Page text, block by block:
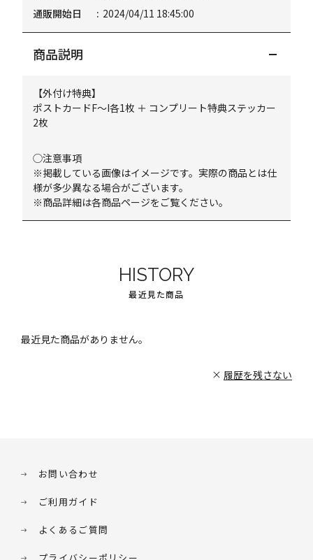
通販開始日
2024/04/11 18:45:00
商品説明
【外付け特典】
ポストカードF～I各1枚 ＋ コンプリート特典ステッカー
2枚
◯注意事項
※掲載している画像はイメージです。実際の商品とは仕
様が多少異なる場合がございます。
※商品詳細は各商品ページをご覧ください。
HISTORY
最近見た商品
最近見た商品がありません。
履歴を残さない
お問い合わせ
ご利用ガイド
よくあるご質問